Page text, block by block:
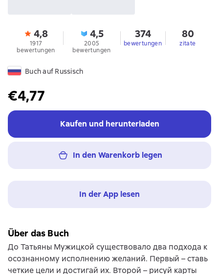
4,8
1917
bewertungen
4,5
2005
bewertungen
374
bewertungen
80
zitate
Buch auf Russisch
€4,77
Kaufen und herunterladen
In den Warenkorb legen
In der App lesen
Über das Buch
До Татьяны Мужицкой существовало два подхода к
осознанному исполнению желаний. Первый – ставь
четкие цели и достигай их. Второй – рисуй карты